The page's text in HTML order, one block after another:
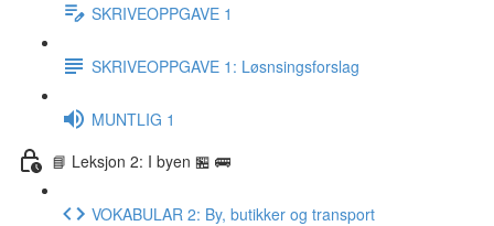
SKRIVEOPPGAVE 1
SKRIVEOPPGAVE 1: Løsnsingsforslag
MUNTLIG 1
📘 Leksjon 2: I byen 🏪 🚌
VOKABULAR 2: By, butikker og transport